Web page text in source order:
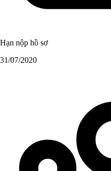
Hạn nộp hồ sơ
31/07/2020